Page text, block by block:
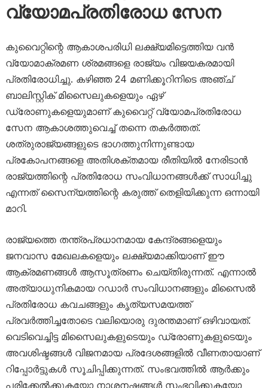
വ്യോമപ്രതിരോധ സേന
കുവൈറ്റിന്റെ ആകാശപരിധി ലക്ഷ്യമിട്ടെത്തിയ വൻ
വ്യോമാക്രമണ ശ്രമങ്ങളെ രാജ്യം വിജയകരമായി
പ്രതിരോധിച്ചു. കഴിഞ്ഞ 24 മണിക്കൂറിനിടെ അഞ്ച്
ബാലിസ്റ്റിക് മിസൈലുകളെയും ഏഴ്
ഡ്രോണുകളെയുമാണ് കുവൈറ്റ് വ്യോമപ്രതിരോധ
സേന ആകാശത്തുവെച്ച് തന്നെ തകർത്തത്.
ശത്രുരാജ്യങ്ങളുടെ ഭാഗത്തുനിന്നുണ്ടായ
പ്രകോപനങ്ങളെ അതിശക്തമായ രീതിയിൽ നേരിടാൻ
രാജ്യത്തിന്റെ പ്രതിരോധ സംവിധാനങ്ങൾക്ക് സാധിച്ചു
എന്നത് സൈന്യത്തിന്റെ കരുത്ത് തെളിയിക്കുന്ന ഒന്നായി
മാറി.
രാജ്യത്തെ തന്ത്രപ്രധാനമായ കേന്ദ്രങ്ങളെയും
ജനവാസ മേഖലകളെയും ലക്ഷ്യമാക്കിയാണ് ഈ
ആക്രമണങ്ങൾ ആസൂത്രണം ചെയ്തിരുന്നത്. എന്നാൽ
അത്യാധുനികമായ റഡാർ സംവിധാനങ്ങളും മിസൈൽ
പ്രതിരോധ കവചങ്ങളും കൃത്യസമയത്ത്
പ്രവർത്തിച്ചതോടെ വലിയൊരു ദുരന്തമാണ് ഒഴിവായത്.
വെടിവെച്ചിട്ട മിസൈലുകളുടെയും ഡ്രോണുകളുടെയും
അവശിഷ്ടങ്ങൾ വിജനമായ പ്രദേശങ്ങളിൽ വീണതായാണ്
റിപ്പോർട്ടുകൾ സൂചിപ്പിക്കുന്നത്. സംഭവത്തിൽ ആർക്കും
പരിക്കേൽക്കുകയോ നാശനഷ്ടങ്ങൾ സംഭവിക്കുകയോ